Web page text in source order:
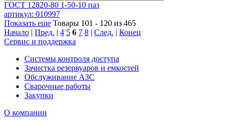
ГОСТ 12820-80 1-50-10 паз
артикул: 010997
Показать еще Товары 101 - 120 из 465
Начало
Пред. 4 5 6 7 8 След.
Конец
Сервис и поддержка
Системы контроля доступа
Зачистка резервуаров и емкостей
Обслуживание АЗС
Сварочные работы
Закупки
О компании